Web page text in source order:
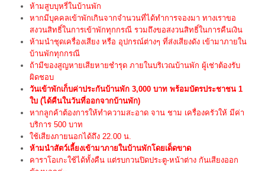
ห้ามสูบบุหรี่ในบ้านพัก
หากมีบุคคลเข้าพักเกินจากจำนวนที่ได้ทำการจองมา ทางเราขอ
สงวนสิทธิ์ในการเข้าพักทุกกรณี รวมถึงขอสงวนสิทธิ์ในการคืนเงิน
ห้ามนำชุดเครื่องเสียง หรือ อุปกรณ์ต่างๆ ที่ส่งเสียงดัง เข้ามาภายใน
บ้านพักทุกกรณี
ถ้ามีของสูญหายเสียหายชำรุด ภายในบริเวณบ้านพัก ผู้เช่าต้องรับ
ผิดชอบ
วันเข้าพักเก็บค่าประกันบ้านพัก 3,000 บาท พร้อมบัตรประชาชน 1
ใบ (ได้คืนในวันที่ออกจากบ้านพัก)
หากลูกค้าต้องการให้ทำความสะอาด จาน ชาม เครื่องครัวให้ มีค่า
บริการ 500 บาท
ใช้เสียงภายนอกได้ถึง 22.00 น.
ห้ามนำสัตว์เลี้ยงเข้ามาภายในบ้านพักโดยเด็ดขาด
คาราโอเกะใช้ได้ทั้งคืน แต่รบกวนปิดประตู-หน้าต่าง กันเสียงออก